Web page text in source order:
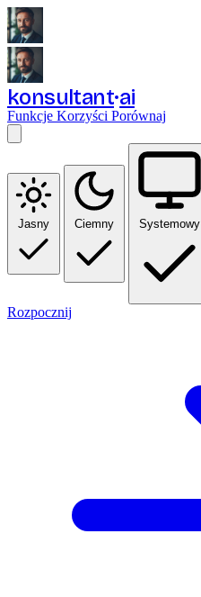
konsultant ai
Funkcje Korzyści Porównaj
Jasny Ciemny Systemowy
Rozpocznij